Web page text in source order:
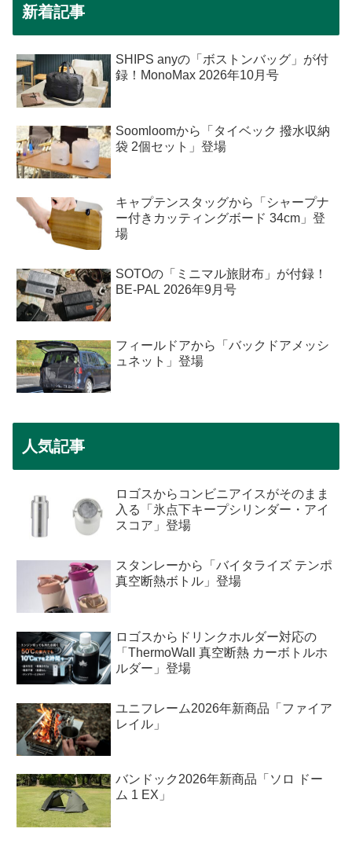
新着記事
SHIPS anyの「ボストンバッグ」が付
録！MonoMax 2026年10月号
Soomloomから「タイベック 撥水収納
袋 2個セット」登場
キャプテンスタッグから「シャープナ
ー付きカッティングボード 34cm」登
場
SOTOの「ミニマル旅財布」が付録！
BE-PAL 2026年9月号
フィールドアから「バックドアメッシ
ュネット」登場
人気記事
ロゴスからコンビニアイスがそのまま
入る「氷点下キープシリンダー・アイ
スコア」登場
スタンレーから「バイタライズ テンポ
真空断熱ボトル」登場
ロゴスからドリンクホルダー対応の
「ThermoWall 真空断熱 カーボトルホ
ルダー」登場
ユニフレーム2026年新商品「ファイア
レイル」
バンドック2026年新商品「ソロ ドー
ム 1 EX」